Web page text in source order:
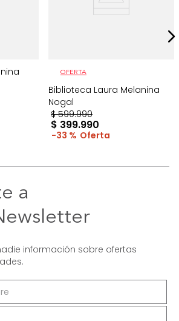
OFERTA
Biblioteca Laura Melanina
Nogal
$ 599.990
$ 399.990
33 %
a
información sobre ofertas